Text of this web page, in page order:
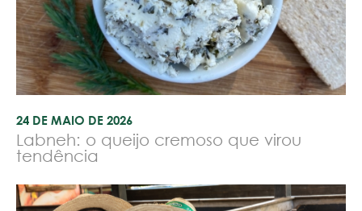
24 DE MAIO DE 2026
Labneh: o queijo cremoso que virou
tendência